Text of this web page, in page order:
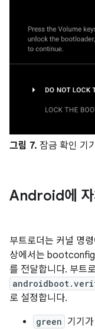
그림 7. 잠금 확인 기
Android에 자
부트로더는 커널 명
상에서는 bootconfig
를 전달합니다. 부트
로 설정합니다.
green 기기가